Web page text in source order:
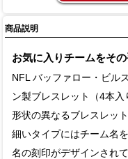
商品説明
お気に入りチームをそ
NFL バッファロー・ビル
ン製ブレスレット（4本入
形状の異なるブレスレッ
細いタイプにはチーム名
名の刻印がデザインされて